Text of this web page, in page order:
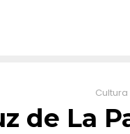
Cultura
de La